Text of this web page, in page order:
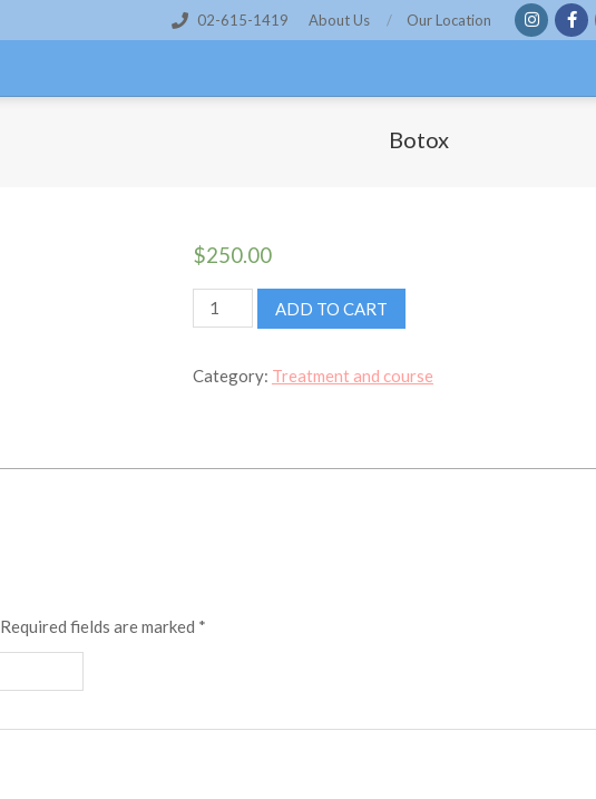
02-615-1419 About Us Our Location
Botox
$250.00
Botox
quantity
ADD TO CART
Category: Treatment and course
Required fields are marked *